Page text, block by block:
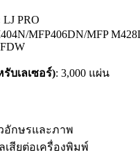
LJ PRO
MFP406DN/MFP
บเลเซอร์): 3,000 แผ่น
กษรและภาพ
สียต่อเครื่องพิมพ์